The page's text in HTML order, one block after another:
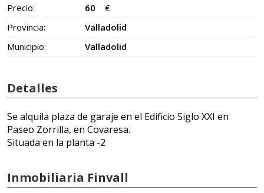
Precio:
60
€
Provincia:
Valladolid
Municipio:
Valladolid
Detalles
Se alquila plaza de garaje en el Edificio Siglo XXI en
Paseo Zorrilla, en Covaresa.
Situada en la planta -2
Inmobiliaria Finvall